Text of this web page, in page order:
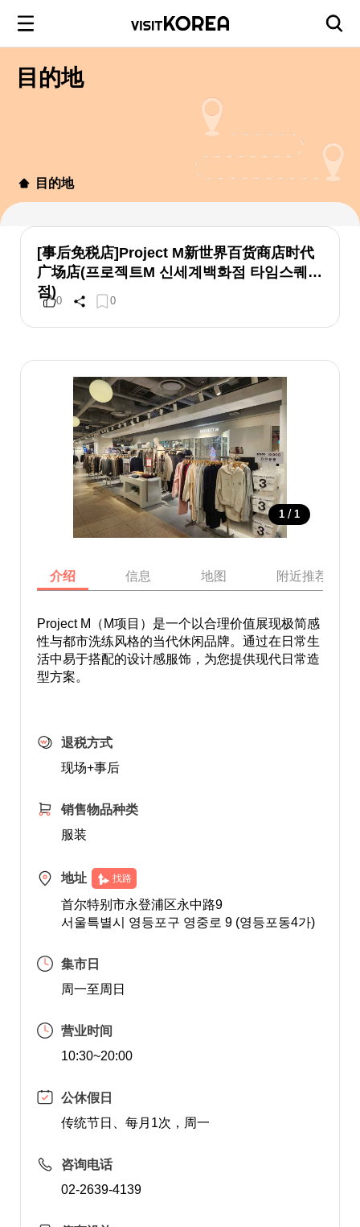
目的地
目的地
[事后免税店]Project M新世界百货商店时代
广场店(프로젝트M 신세계백화점 타임스퀘어
점)
0 0
1 / 1
介绍 信息 地图 附近推荐景点
Project M（M项目）是一个以合理价值展现极简感
性与都市洗练风格的当代休闲品牌。通过在日常生
活中易于搭配的设计感服饰，为您提供现代日常造
型方案。
退税方式
现场+事后
销售物品种类
服装
地址 找路
首尔特别市永登浦区永中路9
서울특별시 영등포구 영중로 9 (영등포동4가)
集市日
周一至周日
营业时间
10:30~20:00
公休假日
传统节日、每月1次，周一
咨询电话
02-2639-4139